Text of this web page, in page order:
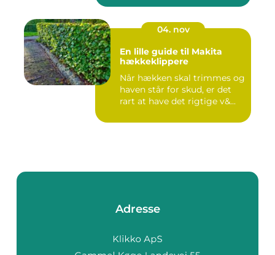
04. nov
En lille guide til Makita
hækkeklippere
Når hækken skal trimmes og
haven står for skud, er det
rart at have det rigtige v&...
Adresse